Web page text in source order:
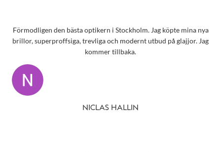
Förmodligen den bästa optikern i Stockholm. Jag köpte mina nya
brillor, superproffsiga, trevliga och modernt utbud på glajjor. Jag
kommer tillbaka.
NICLAS HALLIN